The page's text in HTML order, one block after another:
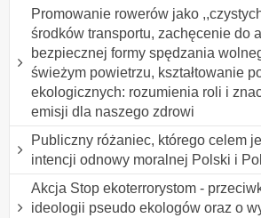
Promowanie rowerów jako
środków transportu, zachęcenie do
bezpiecznej formy spędzania
świeżym powietrzu, kształtowanie
ekologicznych: rozumienia roli i
emisji dla naszego zdrowi
Publiczny różaniec, którego celem
intencji odnowy moralnej Polski i
Akcja Stop ekoterrorystom -
ideologii pseudo ekologów oraz o